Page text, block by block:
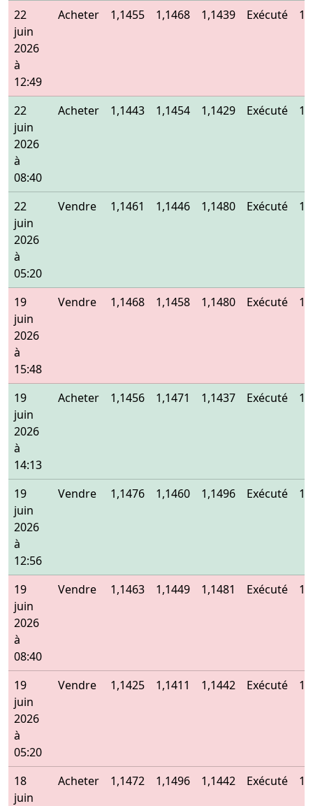
22
juin
2026
à
12:49
Acheter 1,1455 1,1468 1,1439 Exécuté
22
juin
2026
à
08:40
Acheter 1,1443 1,1454 1,1429 Exécuté
22
juin
2026
à
05:20
Vendre 1,1461 1,1446 1,1480 Exécuté
19
juin
2026
à
15:48
Vendre 1,1468 1,1458 1,1480 Exécuté
19
juin
2026
à
14:13
Acheter 1,1456 1,1471 1,1437 Exécuté
19
juin
2026
à
12:56
Vendre 1,1476 1,1460 1,1496 Exécuté
19
juin
2026
à
08:40
Vendre 1,1463 1,1449 1,1481 Exécuté
19
juin
2026
à
05:20
Vendre 1,1425 1,1411 1,1442 Exécuté
18
juin
Acheter 1,1472 1,1496 1,1442 Exécuté